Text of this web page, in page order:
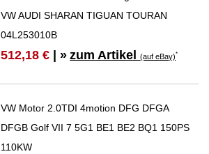
VW AUDI SHARAN TIGUAN TOURAN
04L253010B
512,18 € | » zum Artikel(auf eBay)*
VW Motor 2.0TDI 4motion DFG DFGA
DFGB Golf VII 7 5G1 BE1 BE2 BQ1 150PS
110KW